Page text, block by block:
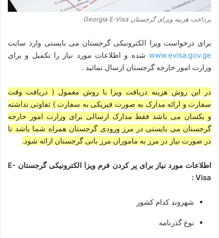
پرداخت هزینه ویزای گرجستان Georgia E-Visa
برای درخواست ویزا الکترونیکی گرجستان می بایستی وارد سایت
www.evisa.gov.ge شده و اطلاعات مورد نیاز را تکمیل و برای
وزارت امور خارجه گرجستان ارسال نمائید .
در این روش هزینه دریافت ویزا با روش معمول ( دریافت وقت
سفارت و ارائه مدارک به صورت فیزیکی به سفارت ) تفاوتی نداشته
و یکسان می باشد فقط مدارک ارسالی برای وزارت امور خارجه
گرجستان می بایستی در مرز ورودی گرجستان همراه شما باشد تا
در صورت نیاز در مرز به ماموران مرز بانی گرجستان ارائه شود.
اطلاعات مورد نیاز برای پر کردن فرم ویزا الکترونیکی گرجستان E-
Visa :
شهروند کدام کشور
نوع گذرنامه